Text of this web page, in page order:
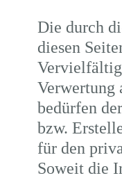
Die durch
diesen
Verwertung
bedürfen
bzw.
für den
Soweit die